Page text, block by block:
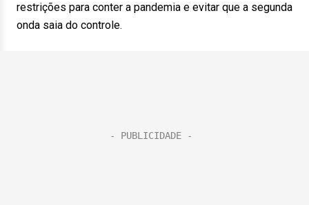
restrições para conter a pandemia e evitar que a segunda
onda saia do controle.